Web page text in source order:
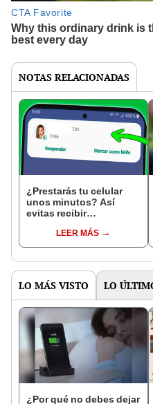
NOTAS RELACIONADAS
¿Prestarás tu celular
unos minutos? Así
evitas recibir
revisen tus fotos
LEER MÁS
LO MÁS VISTO LO
¿Por qué no debes dejar